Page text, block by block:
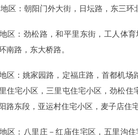
：朝阳门外大街，日坛路，东三环
：劲松路，和平里东街，工人体育
南路，东大桥路。
：姚家园路，定福庄路，首都机场
住宅小区，三里屯住宅小区，劲松
路东段，亚运村住宅小区，麦子店住
：八里庄－红庙住宅区，五里沟住